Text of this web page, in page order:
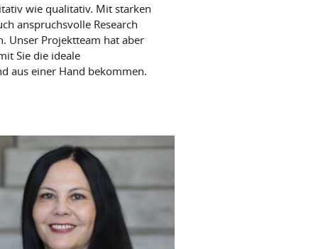
wie qualitativ. Mit starken
anspruchsvolle Research
Unser Projektteam hat aber
Sie die ideale
aus einer Hand bekommen.